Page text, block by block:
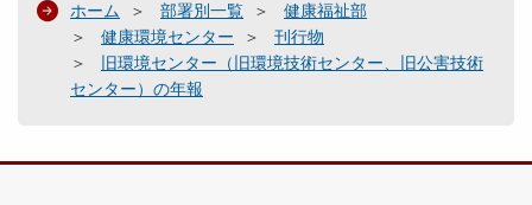
ホーム 部署別一覧
健康福祉部
健康環境センター
刊行物
旧環境センター（旧環境技術センター、旧公害技術
センター）の年報